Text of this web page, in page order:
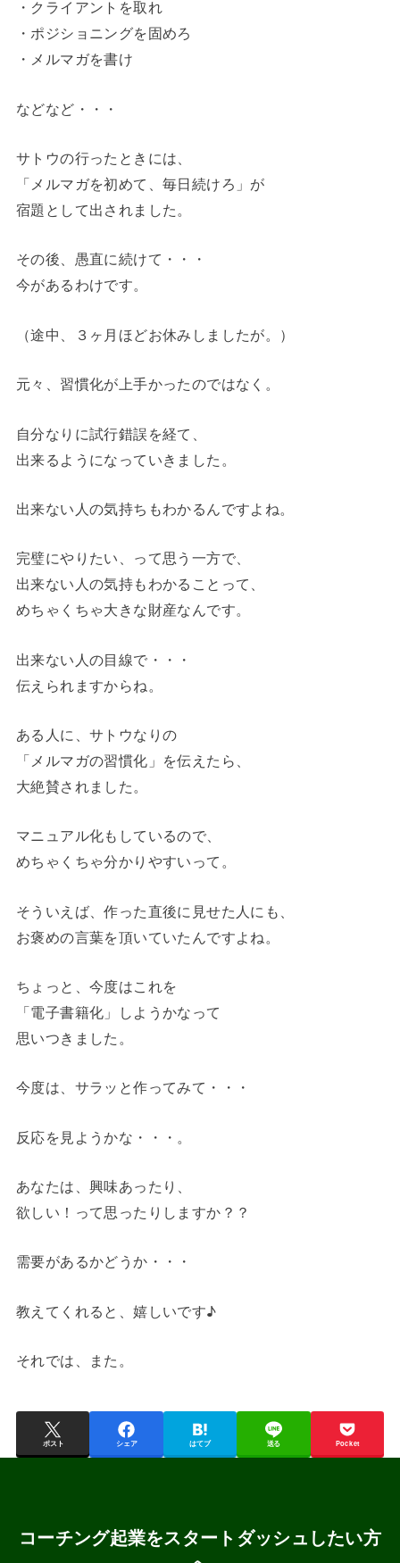
・クライアントを取れ
・ポジショニングを固めろ
・メルマガを書け
などなど・・・
サトウの行ったときには、
「メルマガを初めて、毎日続けろ」が
宿題として出されました。
その後、愚直に続けて・・・
今があるわけです。
（途中、３ヶ月ほどお休みしましたが。）
元々、習慣化が上手かったのではなく。
自分なりに試行錯誤を経て、
出来るようになっていきました。
出来ない人の気持ちもわかるんですよね。
完璧にやりたい、って思う一方で、
出来ない人の気持もわかることって、
めちゃくちゃ大きな財産なんです。
出来ない人の目線で・・・
伝えられますからね。
ある人に、サトウなりの
「メルマガの習慣化」を伝えたら、
大絶賛されました。
マニュアル化もしているので、
めちゃくちゃ分かりやすいって。
そういえば、作った直後に見せた人にも、
お褒めの言葉を頂いていたんですよね。
ちょっと、今度はこれを
「電子書籍化」しようかなって
思いつきました。
今度は、サラッと作ってみて・・・
反応を見ようかな・・・。
あなたは、興味あったり、
欲しい！って思ったりしますか？？
需要があるかどうか・・・
教えてくれると、嬉しいです♪
それでは、また。
ポスト シェア はてブ 送る Pocket
コーチング起業をスタートダッシュしたい方